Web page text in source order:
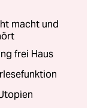
macht und
frei Haus